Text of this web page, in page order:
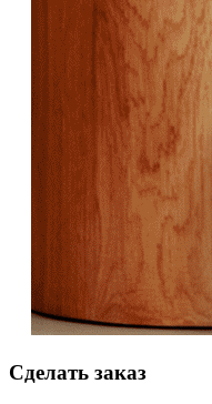
Сделать заказ